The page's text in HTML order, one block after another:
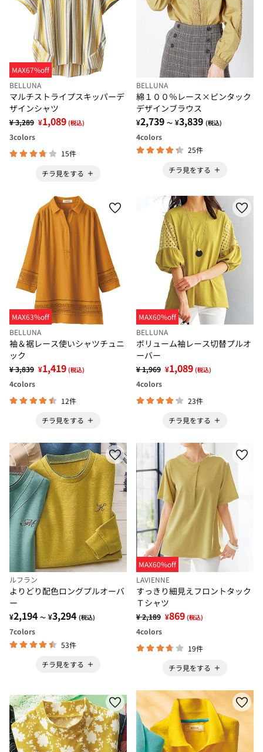
MAX67%off
BELLUNA
マルチストライプスキッパーデ
ザインシャツ
¥ 3,289 ¥1,089 (税込)
3colors
15件
チラ見をする
BELLUNA
綿１００％レース×ピンタック
デザインブラウス
¥2,739 ～ ¥3,839 (税込)
4colors
25件
チラ見をする
MAX63%off
BELLUNA
袖＆裾レース使いシャツチュニ
ック
¥ 3,839 ¥1,419 (税込)
4colors
12件
チラ見をする
MAX60%off
BELLUNA
ボリューム袖レース切替プルオ
ーバー
¥ 1,969 ¥1,089 (税込)
4colors
23件
チラ見をする
ルフラン
よりどり配色ロングプルオーバ
ー
¥2,194 ～ ¥3,294 (税込)
7colors
53件
チラ見をする
MAX60%off
LAVIENNE
すっきり細見えフロントタック
Ｔシャツ
¥ 2,189 ¥869 (税込)
4colors
19件
チラ見をする